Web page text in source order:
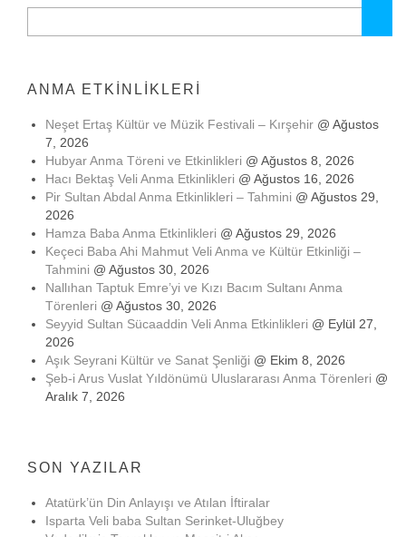
ANMA ETKINLIKLERI
Neşet Ertaş Kültür ve Müzik Festivali – Kırşehir @ Ağustos
7, 2026
Hubyar Anma Töreni ve Etkinlikleri @ Ağustos 8, 2026
Hacı Bektaş Veli Anma Etkinlikleri @ Ağustos 16, 2026
Pir Sultan Abdal Anma Etkinlikleri – Tahmini @ Ağustos 29,
2026
Hamza Baba Anma Etkinlikleri @ Ağustos 29, 2026
Keçeci Baba Ahi Mahmut Veli Anma ve Kültür Etkinliği –
Tahmini @ Ağustos 30, 2026
Nallıhan Taptuk Emre’yi ve Kızı Bacım Sultanı Anma
Törenleri @ Ağustos 30, 2026
Seyyid Sultan Sücaaddin Veli Anma Etkinlikleri @ Eylül 27,
2026
Aşık Seyrani Kültür ve Sanat Şenliği @ Ekim 8, 2026
Şeb-i Arus Vuslat Yıldönümü Uluslararası Anma Törenleri @
Aralık 7, 2026
SON YAZILAR
Atatürk’ün Din Anlayışı ve Atılan İftiralar
Isparta Veli baba Sultan Serinket-Uluğbey